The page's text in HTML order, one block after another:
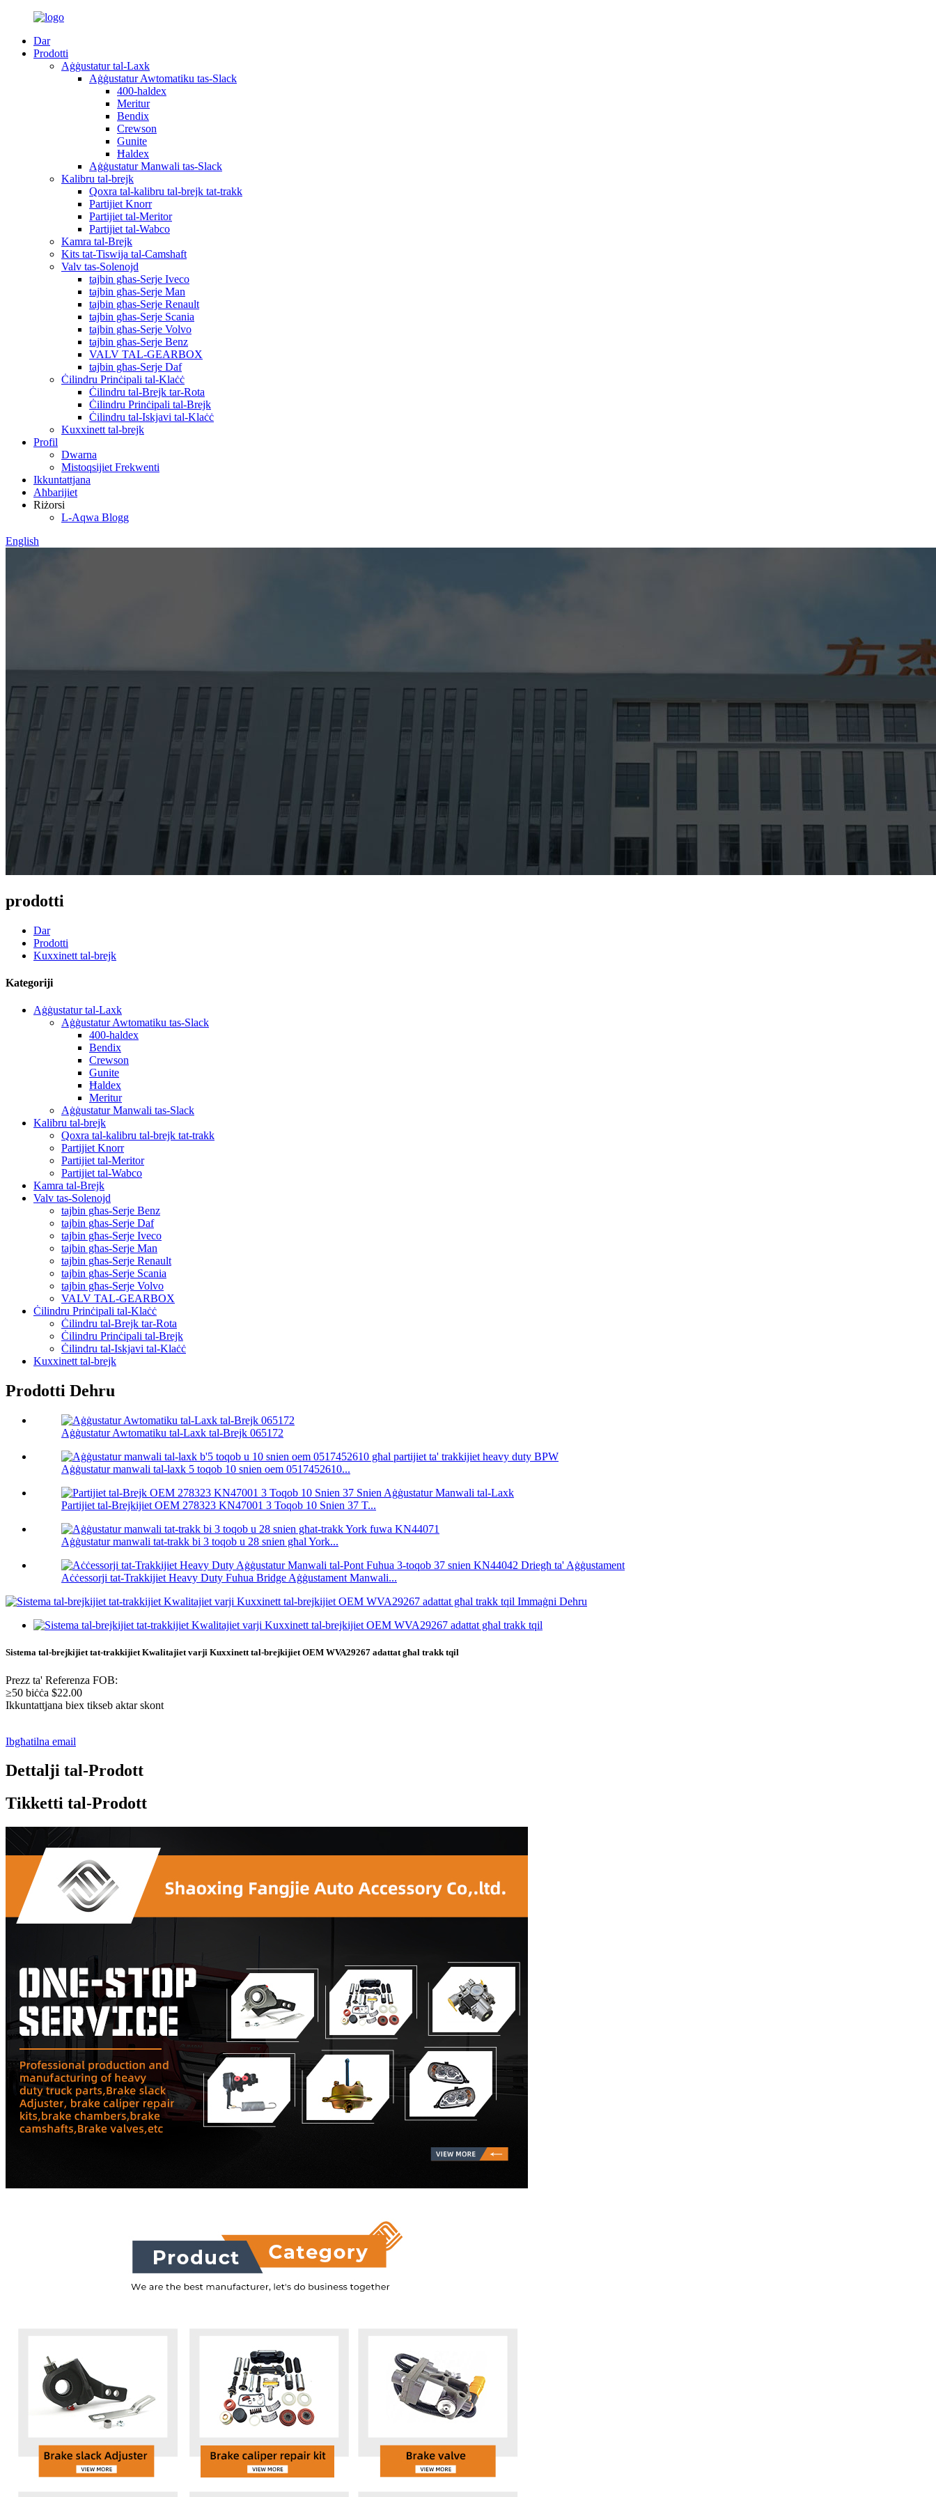
Dar
Prodotti
Aġġustatur tal-Laxk
Aġġustatur Awtomatiku tas-Slack
400-haldex
Meritur
Bendix
Crewson
Gunite
Ħaldex
Aġġustatur Manwali tas-Slack
Kalibru tal-brejk
Qoxra tal-kalibru tal-brejk tat-trakk
Partijiet Knorr
Partijiet tal-Meritor
Partijiet tal-Wabco
Kamra tal-Brejk
Kits tat-Tiswija tal-Camshaft
Valv tas-Solenojd
tajbin għas-Serje Iveco
tajbin għas-Serje Man
tajbin għas-Serje Renault
tajbin għas-Serje Scania
tajbin għas-Serje Volvo
tajbin għas-Serje Benz
VALV TAL-GEARBOX
tajbin għas-Serje Daf
Ċilindru Prinċipali tal-Klaċċ
Ċilindru tal-Brejk tar-Rota
Ċilindru Prinċipali tal-Brejk
Ċilindru tal-Iskjavi tal-Klaċċ
Kuxxinett tal-brejk
Profil
Dwarna
Mistoqsijiet Frekwenti
Ikkuntattjana
Aħbarijiet
Riżorsi
L-Aqwa Blogg
English
prodotti
Dar
Prodotti
Kuxxinett tal-brejk
Kategoriji
Aġġustatur tal-Laxk
Aġġustatur Awtomatiku tas-Slack
400-haldex
Bendix
Crewson
Gunite
Ħaldex
Meritur
Aġġustatur Manwali tas-Slack
Kalibru tal-brejk
Qoxra tal-kalibru tal-brejk tat-trakk
Partijiet Knorr
Partijiet tal-Meritor
Partijiet tal-Wabco
Kamra tal-Brejk
Valv tas-Solenojd
tajbin għas-Serje Benz
tajbin għas-Serje Daf
tajbin għas-Serje Iveco
tajbin għas-Serje Man
tajbin għas-Serje Renault
tajbin għas-Serje Scania
tajbin għas-Serje Volvo
VALV TAL-GEARBOX
Ċilindru Prinċipali tal-Klaċċ
Ċilindru tal-Brejk tar-Rota
Ċilindru Prinċipali tal-Brejk
Ċilindru tal-Iskjavi tal-Klaċċ
Kuxxinett tal-brejk
Prodotti Dehru
Aġġustatur Awtomatiku tal-Laxk tal-Brejk 065172
Aġġustatur manwali tal-laxk 5 toqob 10 snien oem 0517452610...
Partijiet tal-Brejkijiet OEM 278323 KN47001 3 Toqob 10 Snien 37 T...
Aġġustatur manwali tat-trakk bi 3 toqob u 28 snien għal York...
Aċċessorji tat-Trakkijiet Heavy Duty Fuhua Bridge Aġġustament Manwali...
Sistema tal-brejkijiet tat-trakkijiet Kwalitajiet varji Kuxxinett tal-brejkijiet OEM WVA29267 adattat għal trakk tqil
Prezz ta' Referenza FOB:
≥50 biċċa $22.00
Ikkuntattjana biex tikseb aktar skont
Ibgħatilna email
Dettalji tal-Prodott
Tikketti tal-Prodott